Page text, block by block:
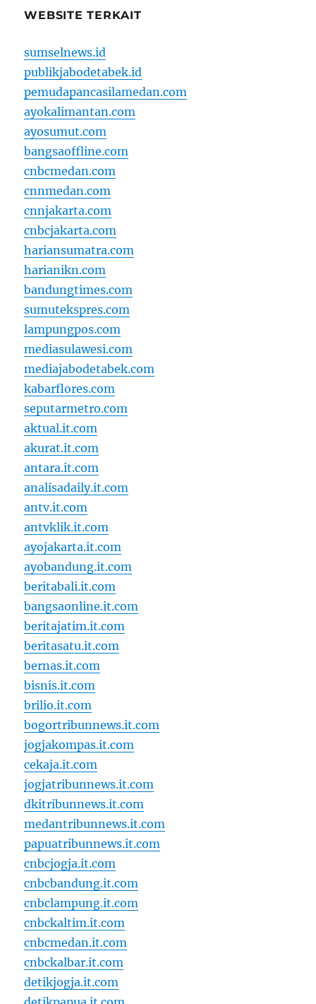
WEBSITE TERKAIT
sumselnews.id
publikjabodetabek.id
pemudapancasilamedan.com
ayokalimantan.com
ayosumut.com
bangsaoffline.com
cnbcmedan.com
cnnmedan.com
cnnjakarta.com
cnbcjakarta.com
hariansumatra.com
harianikn.com
bandungtimes.com
sumutekspres.com
lampungpos.com
mediasulawesi.com
mediajabodetabek.com
kabarflores.com
seputarmetro.com
aktual.it.com
akurat.it.com
antara.it.com
analisadaily.it.com
antv.it.com
antvklik.it.com
ayojakarta.it.com
ayobandung.it.com
beritabali.it.com
bangsaonline.it.com
beritajatim.it.com
beritasatu.it.com
bernas.it.com
bisnis.it.com
brilio.it.com
bogortribunnews.it.com
jogjakompas.it.com
cekaja.it.com
jogjatribunnews.it.com
dkitribunnews.it.com
medantribunnews.it.com
papuatribunnews.it.com
cnbcjogja.it.com
cnbcbandung.it.com
cnbclampung.it.com
cnbckaltim.it.com
cnbcmedan.it.com
cnbckalbar.it.com
detikjogja.it.com